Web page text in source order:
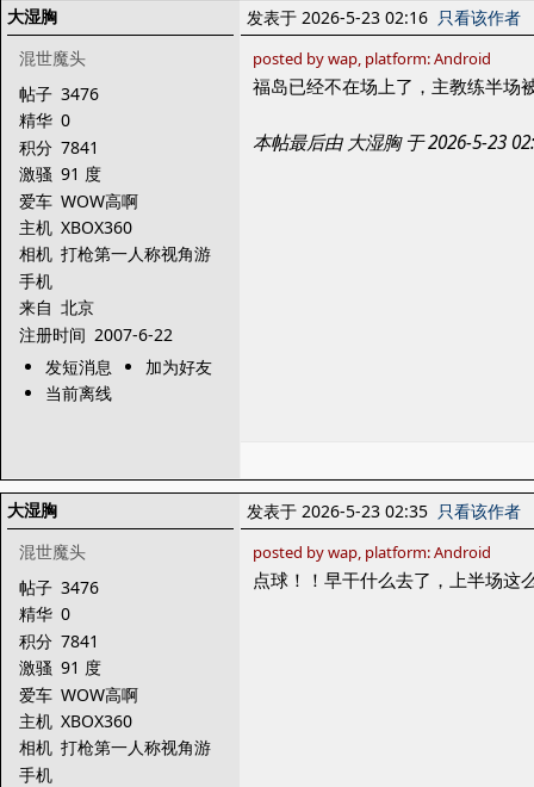
大湿胸
混世魔头
帖子 3476
精华 0
积分 7841
激骚 91 度
爱车 WOW高啊
主机 XBOX360
相机 打枪第一人称视角游
手机
来自 北京
注册时间 2007-6-22
发短消息
加为好友
当前离线
发表于 2026-5-23 02:16 只看该作者
posted by wap, platform: Android
福岛已经不在场上了，主教练半场
本帖最后由 大湿胸 于 2026-5-23
大湿胸
混世魔头
帖子 3476
精华 0
积分 7841
激骚 91 度
爱车 WOW高啊
主机 XBOX360
相机 打枪第一人称视角游
手机
发表于 2026-5-23 02:35 只看该作者
posted by wap, platform: Android
点球！！早干什么去了，上半场这